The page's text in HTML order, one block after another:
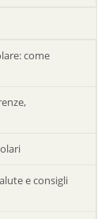
come
e consigli